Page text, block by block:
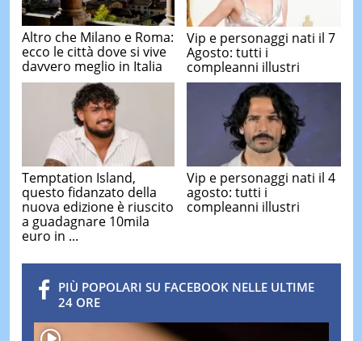
Altro che Milano e Roma:
ecco le città dove si vive
davvero meglio in Italia
Vip e personaggi nati il 7
Agosto: tutti i
compleanni illustri
Temptation Island,
questo fidanzato della
nuova edizione è riuscito
a guadagnare 10mila
euro in ...
Vip e personaggi nati il 4
agosto: tutti i
compleanni illustri
PIÙ POPOLARI SU FACEBOOK NELLE ULTIME
24 ORE